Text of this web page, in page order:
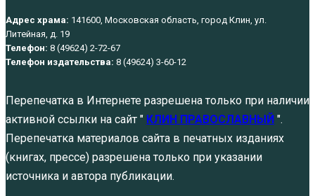
Адрес храма: 141600, Московская область, город Клин, ул.
Литейная, д. 19
Телефон: 8 (49624) 2-72-67
Телефон издательства: 8 (49624) 3-60-12
Перепечатка в Интернете разрешена только при наличии
активной ссылки на сайт " КЛИН ПРАВОСЛАВНЫЙ ".
Перепечатка материалов сайта в печатных изданиях
(книгах, прессе) разрешена только при указании
источника и автора публикации.